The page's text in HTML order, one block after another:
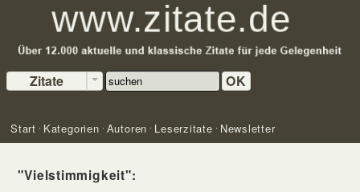
Zitate OK
Start Kategorien Autoren Leserzitate Newsletter
"Vielstimmigkeit":